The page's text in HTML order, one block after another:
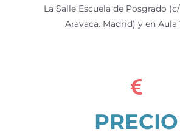
La Salle Escuela de Posgrado (c/
Aravaca. Madrid) y en
PRECIO